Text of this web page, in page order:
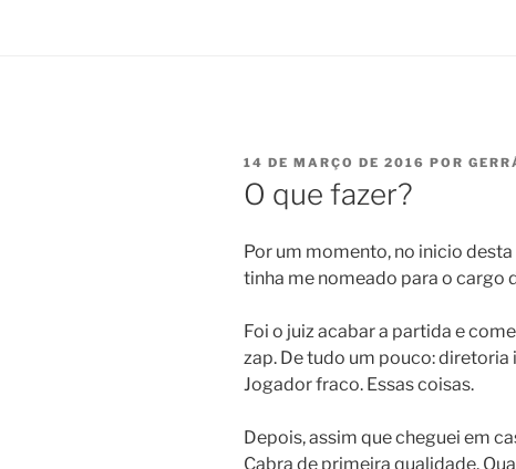
PUBLICADO
14 DE MARÇO DE 2016 POR
O que fazer?
Por um momento, no inicio
tinha me nomeado para o cargo
Foi o juiz acabar a partida e
zap. De tudo um pouco:
Jogador fraco. Essas coisas.
Depois, assim que cheguei em
Cabra de primeira qualidade.